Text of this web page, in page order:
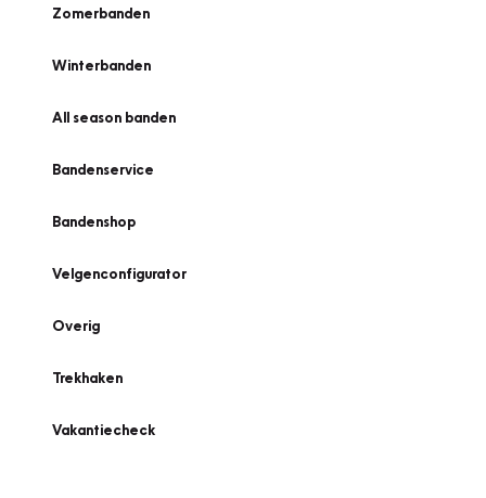
Zomerbanden
Winterbanden
All season banden
Bandenservice
Bandenshop
Velgenconfigurator
Overig
Trekhaken
Vakantiecheck